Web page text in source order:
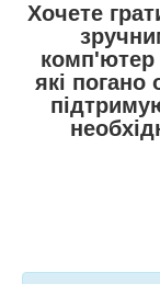
Хочете
комп'ютер
які погано